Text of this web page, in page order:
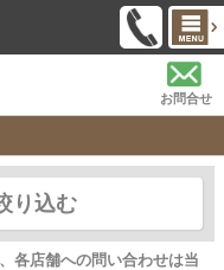
お問合せ
り込む
各店舗への問い合わせは当